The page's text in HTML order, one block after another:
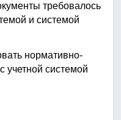
требовалось
и системой
нормативно-
системой